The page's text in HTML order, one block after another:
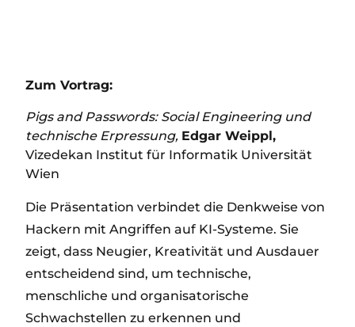
Zum Vortrag:
Pigs and Passwords: Social Engineering und
technische Erpressung, Edgar Weippl,
Vizedekan Institut für Informatik Universität
Wien
Die Präsentation verbindet die Denkweise von
Hackern mit Angriffen auf KI-Systeme. Sie
zeigt, dass Neugier, Kreativität und Ausdauer
entscheidend sind, um technische,
menschliche und organisatorische
Schwachstellen zu erkennen und